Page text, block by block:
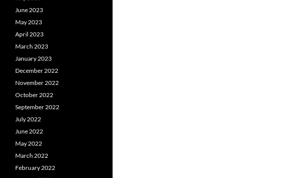
June 2023
May 2023
April 2023
March 2023
January 2023
December 2022
November 2022
October 2022
September 2022
July 2022
June 2022
May 2022
March 2022
February 2022